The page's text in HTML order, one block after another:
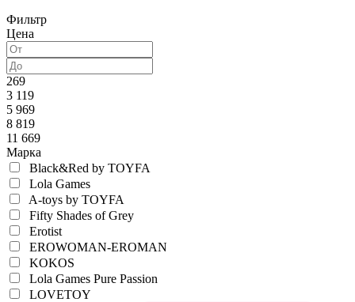
Фильтр
Цена
269
3 119
5 969
8 819
11 669
Марка
Black&Red by TOYFA
Lola Games
A-toys by TOYFA
Fifty Shades of Grey
Erotist
EROWOMAN-EROMAN
KOKOS
Lola Games Pure Passion
LOVETOY